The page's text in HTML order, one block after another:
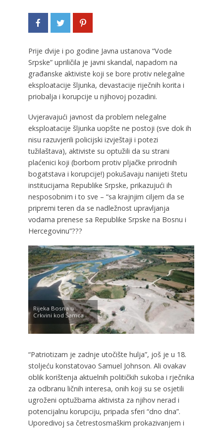
Prije dvije i po godine Javna ustanova “Vode
Srpske” upriličila je javni skandal, napadom na
građanske aktiviste koji se bore protiv nelegalne
eksploatacije šljunka, devastacije riječnih korita i
priobalja i korupcije u njihovoj pozadini.
Uvjeravajući javnost da problem nelegalne
eksploatacije šljunka uopšte ne postoji (sve dok ih
nisu razuvjerili policijski izvještaji i potezi
tužilaštava), aktiviste su optužili da su strani
plaćenici koji (borbom protiv pljačke prirodnih
bogatstava i korupcije!) pokušavaju nanijeti štetu
institucijama Republike Srpske, prikazujući ih
nesposobnim i to sve – “sa krajnjim ciljem da se
pripremi teren da se nadležnost upravljanja
vodama prenese sa Republike Srpske na Bosnu i
Hercegovinu”???
Rijeka Bosna u
Crkvini kod Šamca
“Patriotizam je zadnje utočište hulja”, još je u 18.
stoljeću konstatovao Samuel Johnson. Ali ovakav
oblik korištenja aktuelnih političkih sukoba i rječnika
za odbranu ličnih interesa, onih koji su se osjetili
ugroženi optužbama aktivista za njihov nerad i
potencijalnu korupciju, pripada sferi “dno dna”.
Uporedivoj sa četrestosmaškim prokazivanjem i